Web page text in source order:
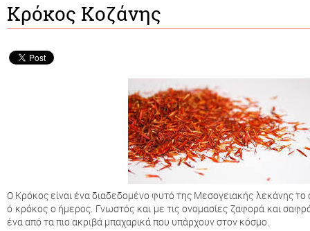
Κρόκος Κοζάνης
Ο Κρόκος είναι ένα διαδεδομένο φυτό της Μεσογειακής λεκάνης
ό κρόκος ο ήμερος. Γνωστός και με τις ονομασίες ζαφορά και
ένα από τα πιο ακριβά μπαχαρικά που υπάρχουν στον κόσμο.